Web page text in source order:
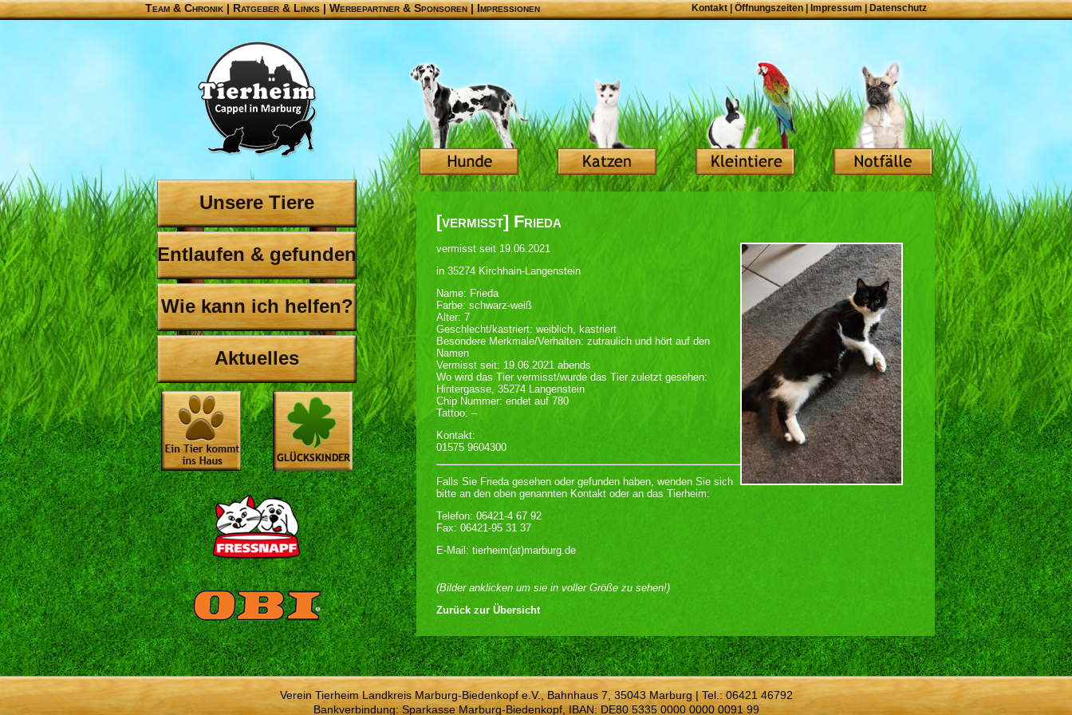
Team & Chronik |Ratgeber & Links|Werbepartner & Sponsoren|Impressionen Kontakt Öffnungszeiten| Impressum|Datenschutz
Unsere Tiere
Entlaufen & gefunden
Wie kann ich helfen?
Aktuelles
[vermisst] Frieda
vermisst seit 19.06.2021
in 35274 Kirchhain-Langenstein
Name: Frieda
Farbe: schwarz-weiß
Alter: 7
Geschlecht/kastriert: weiblich, kastriert
Besondere Merkmale/Verhalten: zutraulich und hört auf den
Namen
Vermisst seit: 19.06.2021 abends
Wo wird das Tier vermisst/wurde das Tier zuletzt gesehen:
Hintergasse, 35274 Langenstein
Chip Nummer: endet auf 780
Tattoo: –
Kontakt:
01575 9604300
Falls Sie Frieda gesehen oder gefunden haben, wenden Sie sich
bitte an den oben genannten Kontakt oder an das Tierheim:
Telefon: 06421-4 67 92
Fax: 06421-95 31 37
E-Mail: tierheim(at)marburg.de
(Bilder anklicken um sie in voller Größe zu sehen!)
Zurück zur Übersicht
Verein Tierheim Landkreis Marburg-Biedenkopf e.V., Bahnhaus 7, 35043 Marburg | Tel.: 06421 46792
Bankverbindung: Sparkasse Marburg-Biedenkopf, IBAN: DE80 5335 0000 0000 0091 99